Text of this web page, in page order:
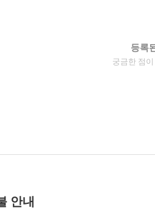
등록
궁금한 점
안내